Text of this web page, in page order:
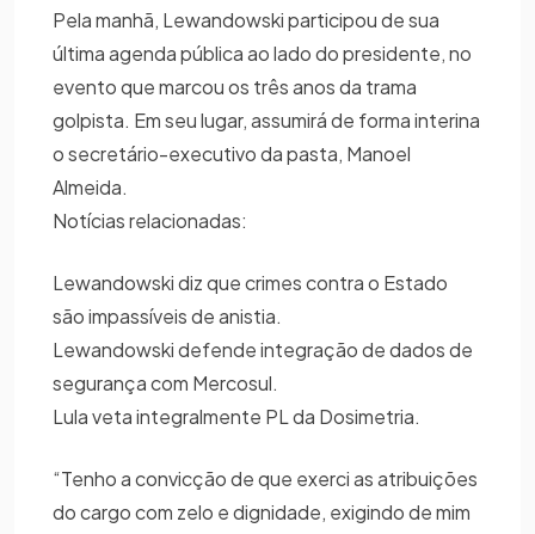
Pela manhã, Lewandowski participou de sua
última agenda pública ao lado do presidente, no
evento que marcou os três anos da trama
golpista. Em seu lugar, assumirá de forma interina
o secretário-executivo da pasta, Manoel
Almeida.
Notícias relacionadas:
Lewandowski diz que crimes contra o Estado
são impassíveis de anistia.
Lewandowski defende integração de dados de
segurança com Mercosul.
Lula veta integralmente PL da Dosimetria.
“Tenho a convicção de que exerci as atribuições
do cargo com zelo e dignidade, exigindo de mim